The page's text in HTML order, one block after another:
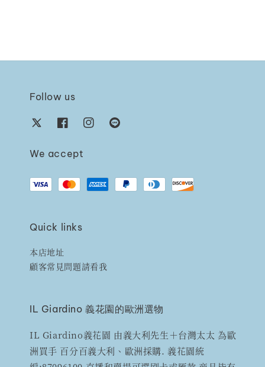
Follow us
We accept
Quick links
本店地址
顧客常見問題請看我
IL Giardino 義花園的歐洲選物
IL Giardino義花園 由義大利先生＋台灣太太 為歐
洲買手 百分百義大利、歐洲採購. 義花園統